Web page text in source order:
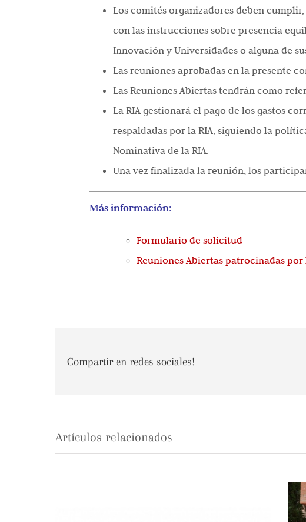
Los comités organizadores deben
con las instrucciones sobre presencia
Innovación y Universidades o alguna de
Las reuniones aprobadas en la presente
Las Reuniones Abiertas tendrán como
La RIA gestionará el pago de los gastos
respaldadas por la RIA, siguiendo la
Nominativa de la RIA.
Una vez finalizada la reunión, los
Más información:
Formulario de solicitud
Reuniones Abiertas patrocinadas por
Compartir en redes sociales!
Artículos relacionados